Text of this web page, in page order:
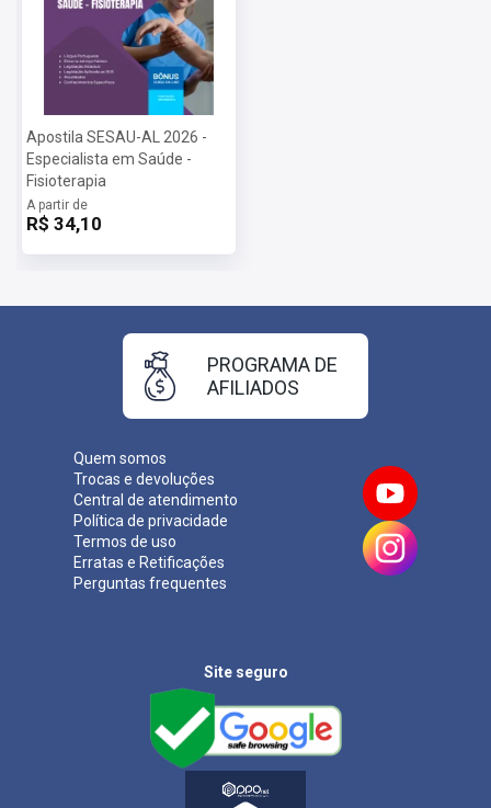
Apostila SESAU-AL 2026 -
Especialista em Saúde -
Fisioterapia
A partir de
R$ 34,10
Quem somos
Trocas e devoluções
Central de atendimento
Política de privacidade
Termos de uso
Erratas e Retificações
Perguntas frequentes
PROGRAMA DE
AFILIADOS
Site seguro